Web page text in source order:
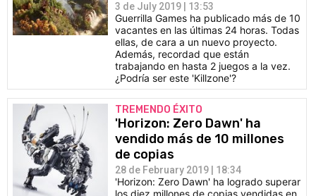
3 de July 2019 | 13:53
Guerrilla Games ha publicado más de 10
vacantes en las últimas 24 horas. Todas
ellas, de cara a un nuevo proyecto.
Además, recordad que están
trabajando en hasta 2 juegos a la vez.
¿Podría ser este 'Killzone'?
TREMENDO ÉXITO
'Horizon: Zero Dawn' ha
vendido más de 10 millones
de copias
28 de February 2019 | 18:34
'Horizon: Zero Dawn' ha logrado superar
los diez millones de copias vendidas en